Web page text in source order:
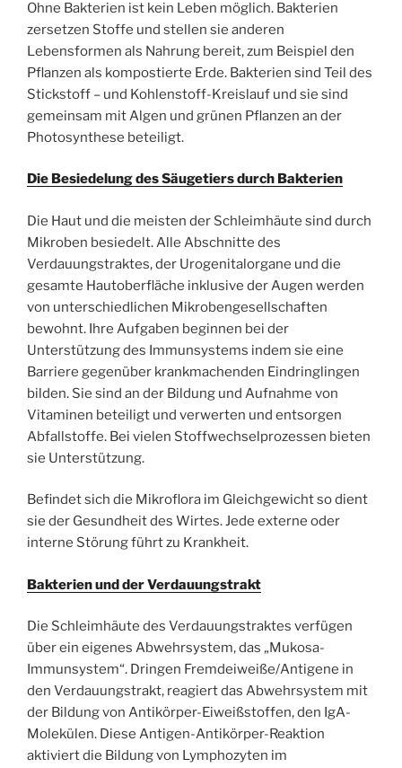
Ohne Bakterien ist kein Leben möglich. Bakterien
zersetzen Stoffe und stellen sie anderen
Lebensformen als Nahrung bereit, zum Beispiel den
Pflanzen als kompostierte Erde. Bakterien sind Teil des
Stickstoff – und Kohlenstoff-Kreislauf und sie sind
gemeinsam mit Algen und grünen Pflanzen an der
Photosynthese beteiligt.
Die Besiedelung des Säugetiers durch Bakterien
Die Haut und die meisten der Schleimhäute sind durch
Mikroben besiedelt. Alle Abschnitte des
Verdauungstraktes, der Urogenitalorgane und die
gesamte Hautoberfläche inklusive der Augen werden
von unterschiedlichen Mikrobengesellschaften
bewohnt. Ihre Aufgaben beginnen bei der
Unterstützung des Immunsystems indem sie eine
Barriere gegenüber krankmachenden Eindringlingen
bilden. Sie sind an der Bildung und Aufnahme von
Vitaminen beteiligt und verwerten und entsorgen
Abfallstoffe. Bei vielen Stoffwechselprozessen bieten
sie Unterstützung.
Befindet sich die Mikroflora im Gleichgewicht so dient
sie der Gesundheit des Wirtes. Jede externe oder
interne Störung führt zu Krankheit.
Bakterien und der Verdauungstrakt
Die Schleimhäute des Verdauungstraktes verfügen
über ein eigenes Abwehrsystem, das „Mukosa-
Immunsystem“. Dringen Fremdeiweiße/Antigene in
den Verdauungstrakt, reagiert das Abwehrsystem mit
der Bildung von Antikörper-Eiweißstoffen, den IgA-
Molekülen. Diese Antigen-Antikörper-Reaktion
aktiviert die Bildung von Lymphozyten im